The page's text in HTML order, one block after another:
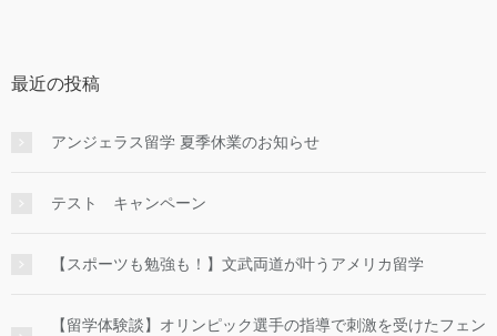
最近の投稿
アンジェラス留学 夏季休業のお知らせ
テスト キャンペーン
【スポーツも勉強も！】文武両道が叶うアメリカ留学
【留学体験談】オリンピック選手の指導で刺激を受けたフェン